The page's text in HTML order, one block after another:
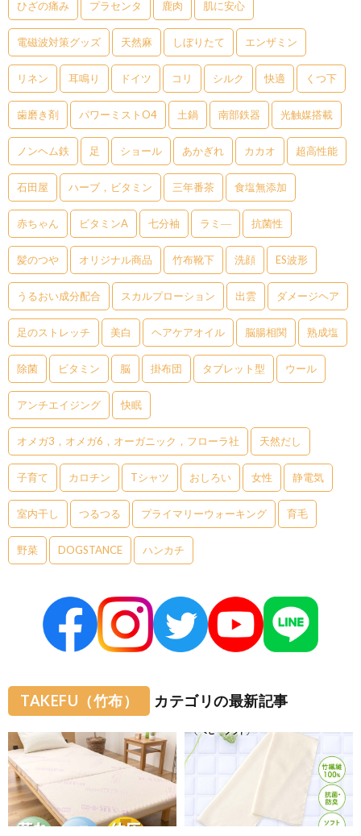
ひざの痛み プラセンタ 鹿肉 肌に安心
電磁波対策グッズ 天然麻 しぼりたて エンザミン
リネン 耳鳴り ドイツ コリ シルク 快適 くつ下
歯磨き剤 パワーミストO4 土鍋 南部鉄器 光触媒搭載
ノンヘム鉄 足 ショール あかぎれ カカオ 超高性能
石田屋 ハーブ，ビタミン 三年番茶 食塩無添加
赤ちゃん ビタミンA 七分袖 ラミ― 抗菌性
髪のつや オリジナル商品 竹布靴下 洗顔 ES波形
うるおい成分配合 スカルプローション 出雲 ダメージヘア
足のストレッチ 美白 ヘアケアオイル 脳腸相関 熟成塩
除菌 ビタミン 脳 掛布団 タブレット型 ウール
アンチエイジング 快眠
オメガ3，オメガ6，オーガニック，フローラ社 天然だし
子育て カロチン Tシャツ おしろい 女性 静電気
室内干し つるつる プライマリーウォーキング 育毛
野菜 DOGSTANCE ハンカチ
TAKEFU（竹布） カテゴリの最新記事